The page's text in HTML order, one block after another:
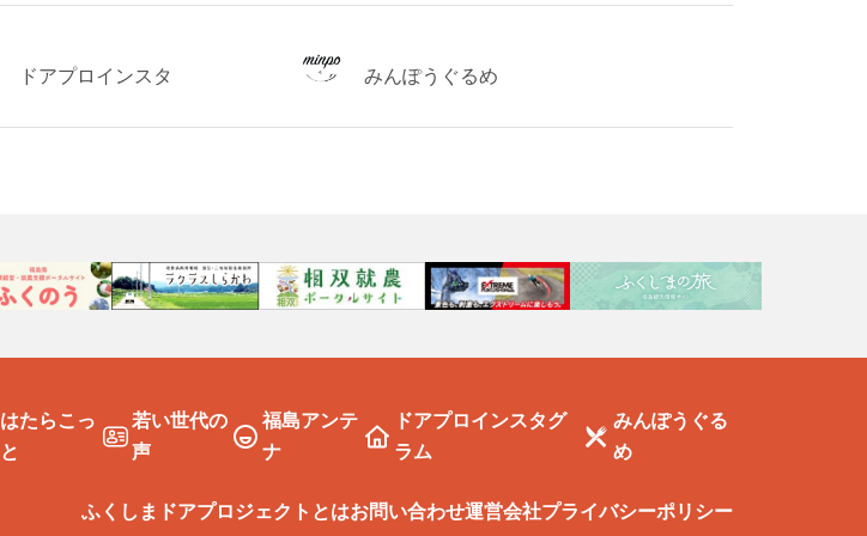
ドアプロインスタ みんぽうぐるめ
はたらこっ
と
若い世代の
声
福島アンテ
ナ
ドアプロインスタグ
ラム
みんぽうぐる
め
ふくしまドアプロジェクトとはお問い合わせ運営会社プライバシーポリシー